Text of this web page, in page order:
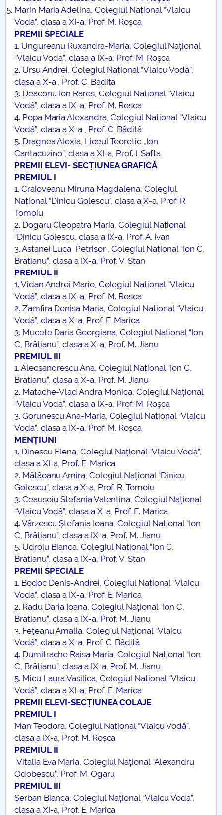
Marin Maria Adelina, Colegiul Național “Vlaicu
Vodă”, clasa a XI-a, Prof. M. Roșca
PREMII SPECIALE
1. Ungureanu Ruxandra-Maria, Colegiul Național
“Vlaicu Vodă”, clasa a IX-a, Prof. M. Roșca
2. Ursu Andrei, Colegiul Național “Vlaicu Vodă”,
clasa a X-a , Prof. C. Bădiță
3. Deaconu Ion Rares, Colegiul Național “Vlaicu
Vodă”, clasa a IX-a, Prof. M. Roșca
4. Popa Maria Alexandra, Colegiul Național “Vlaicu
Vodă”, clasa a X-a , Prof. C. Bădiță
5. Dragnea Alexia, Liceul Teoretic „Ion
Cantacuzino”, clasa a XI-a, Prof. I. Safta
PREMII ELEVI- SECȚIUNEA GRAFICĂ
PREMIUL I
1. Craioveanu Miruna Magdalena, Colegiul
Național “Dinicu Golescu”, clasa a X-a, Prof. R.
Tomoiu
2. Dogaru Cleopatra Maria, Colegiul Național
“Dinicu Golescu, clasa a IX-a, Prof. A. Ivan
3. Astanei Luca Petrisor , Colegiul Național “Ion C,
Brătianu”, clasa a IX-a, Prof. V. Stan
PREMIUL II
1. Vidan Andrei Mario, Colegiul Național “Vlaicu
Vodă”, clasa a IX-a, Prof. M. Roșca
2. Zamfira Denisa Maria, Colegiul Național “Vlaicu
Vodă”, clasa a X-a, Prof. E. Marica
3. Mucete Daria Georgiana, Colegiul Național “Ion
C, Brătianu”, clasa a X-a, Prof. M. Jianu
PREMIUL III
1. Alecsandrescu Ana, Colegiul Național “Ion C,
Brătianu”, clasa a X-a, Prof. M. Jianu
2. Matache-Vlad Andra Monica, Colegiul Național
“Vlaicu Vodă”, clasa a IX-a, Prof. M. Roșca
3. Gorunescu Ana-Maria, Colegiul Național “Vlaicu
Vodă”, clasa a IX-a, Prof. M. Roșca
MENȚIUNI
1. Dinescu Elena, Colegiul Național “Vlaicu Vodă”,
clasa a XI-a, Prof. E. Marica
2. Mățăoanu Amira, Colegiul Național “Dinicu
Golescu”, clasa a X-a, Prof. R. Tomoiu
3. Ceaușoiu Ștefania Valentina, Colegiul Național
“Vlaicu Vodă”, clasa a X-a, Prof. E. Marica
4. Vărzescu Ștefania Ioana, Colegiul Național “Ion
C, Brătianu”, clasa a IX-a, Prof. M. Jianu
5. Udroiu Bianca, Colegiul Național “Ion C,
Brătianu”, clasa a IX-a, Prof. V. Stan
PREMII SPECIALE
1. Bodoc Denis-Andrei, Colegiul Național “Vlaicu
Vodă”, clasa a IX-a, Prof. E. Marica
2. Radu Daria Ioana, Colegiul Național “Ion C,
Brătianu”, clasa a IX-a, Prof. M. Jianu
3. Feţeanu Amalia, Colegiul Național “Vlaicu
Vodă”, clasa a X-a, Prof. C. Bădiță
4. Dumitrache Raisa Maria, Colegiul Național “Ion
C, Brătianu”, clasa a IX-a, Prof. M. Jianu
5. Micu Laura Vasilica, Colegiul Național “Vlaicu
Vodă”, clasa a XI-a, Prof. E. Marica
PREMII ELEVI-SECȚIUNEA COLAJE
PREMIUL I
Man Teodora, Colegiul Național “Vlaicu Vodă”,
clasa a IX-a, Prof. M. Roșca
PREMIUL II
Vitalia Eva Maria, Colegiul Național “Alexandru
Odobescu”, Prof. M. Ogaru
PREMIUL III
Șerban Bianca, Colegiul Național “Vlaicu Vodă”,
clasa a XI-a, Prof. E. Marica